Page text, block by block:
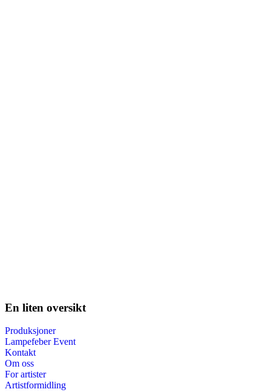
En liten oversikt
Produksjoner
Lampefeber Event
Kontakt
Om oss
For artister
Artistformidling